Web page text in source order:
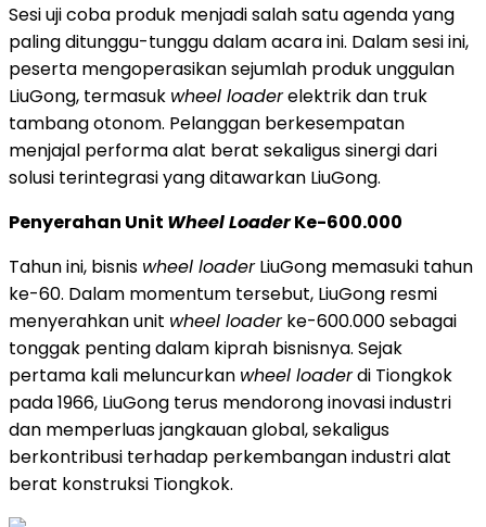
Sesi uji coba produk menjadi salah satu agenda yang
paling ditunggu-tunggu dalam acara ini. Dalam sesi ini,
peserta mengoperasikan sejumlah produk unggulan
LiuGong, termasuk wheel loaderelektrik dan truk
tambang otonom. Pelanggan berkesempatan
menjajal performa alat berat sekaligus sinergi dari
solusi terintegrasi yang ditawarkan LiuGong.
Penyerahan Unit Wheel LoaderKe-600.000
Tahun ini, bisnis wheel loaderLiuGong memasuki tahun
ke-60. Dalam momentum tersebut, LiuGong resmi
menyerahkan unit wheel loaderke-600.000 sebagai
tonggak penting dalam kiprah bisnisnya. Sejak
pertama kali meluncurkan wheel loaderdi Tiongkok
pada 1966, LiuGong terus mendorong inovasi industri
dan memperluas jangkauan global, sekaligus
berkontribusi terhadap perkembangan industri alat
berat konstruksi Tiongkok.